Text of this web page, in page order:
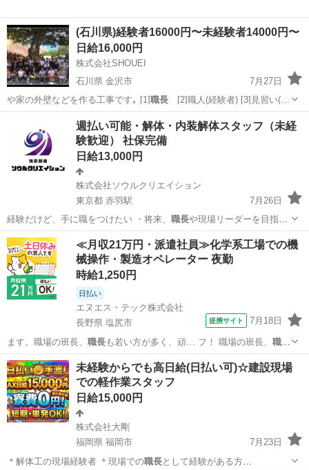
(石川県)経験者16000円〜未経験者14000円〜
日給16,000円
株式会社SHOUEI
石川県 金沢市
7月27日
や家の外壁などを作る工事です｡ [1]職長[2]職人(経験者) [3]見習い(…
金沢市 建築 エクステリア
週払い可能・解体・内装解体スタッフ（未経
験歓迎） 社保完備
日給13,000円
株式会社ソウルクリエイション
東京都 赤羽駅
7月26日
経験だけど、手に職をつけたい ・将来、 職長や現場リーダーを目指し
たい ・ただの作…
東京 北区 赤羽駅 建築 職長
≪月収21万円・派遣社員≫化学系工場での機
械操作・製造オペレーター 夜勤
時給1,250円
日払い
エヌエス・テック株式会社
長野県 塩尻市
提携サイト 7月18日
ます。職場の班長、 職長も若い方が多く、頑… フ！ 職場の班長、 職長
も若い方が多く、頑…
長野 塩尻市 その他
未経験からでも高日給(日払い可)☆建設現場
での軽作業スタッフ
日給15,000円
株式会社大剛
福岡県 福岡市
7月23日
＊解体工の現場経験者 ＊現場での職長として経験がある方